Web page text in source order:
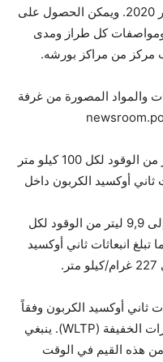
الأولى إلى الأسواق اعتباراً من سبتمبر 2020‏. ويمكن الحصول على
كل طراز ومدى
مركز من مراكز بورشه‏.
والمواد المصورة من غرفة
‏911 تارغا 4‏: تستهلك السيارة ‏9,8 ليتر من الوقود لكل ‏100 كيلو متر
ثاني أوكسيد الكربون داخل
‏911 تارغا ‎4S: تستهلك السيارة ‏10.3 إلى ‏9,9 ليتر من الوقود لكل
تبلغ انبعاثات ثاني أوكسيد
ثاني أوكسيد الكربون وفقاً
للاختبار العالمي الجديد الموحد للسيارات الخفيفة (WLTP). ينبغي
من هذه القيم في الوقت